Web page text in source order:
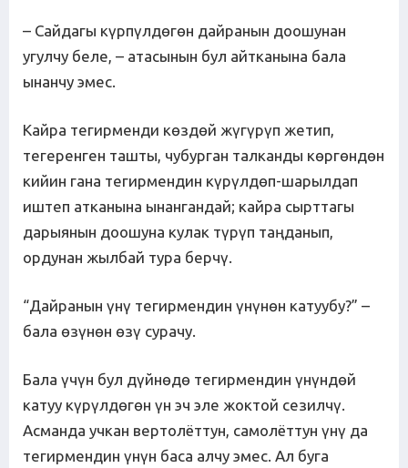
– Сайдагы күрпүлдөгөн дайранын доошунан
угулчу беле, – атасынын бул айтканына бала
ынанчу эмес.
Кайра тегирменди көздөй жүгүрүп жетип,
тегеренген ташты, чубурган талканды көргөндөн
кийин гана тегирмендин күрүлдөп-шарылдап
иштеп атканына ынангандай; кайра сырттагы
дарыянын доошуна кулак түрүп таңданып,
ордунан жылбай тура берчү.
“Дайранын үнү тегирмендин үнүнөн катуубу?” –
бала өзүнөн өзү сурачу.
Бала үчүн бул дүйнөдө тегирмендин үнүндөй
катуу күрүлдөгөн үн эч эле жоктой сезилчү.
Асманда учкан вертолёттун, самолёттун үнү да
тегирмендин үнүн баса алчу эмес. Ал буга